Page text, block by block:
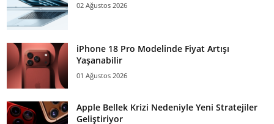
02 Ağustos 2026
iPhone 18 Pro Modelinde Fiyat Artışı
Yaşanabilir
01 Ağustos 2026
Apple Bellek Krizi Nedeniyle Yeni Stratejiler
Geliştiriyor